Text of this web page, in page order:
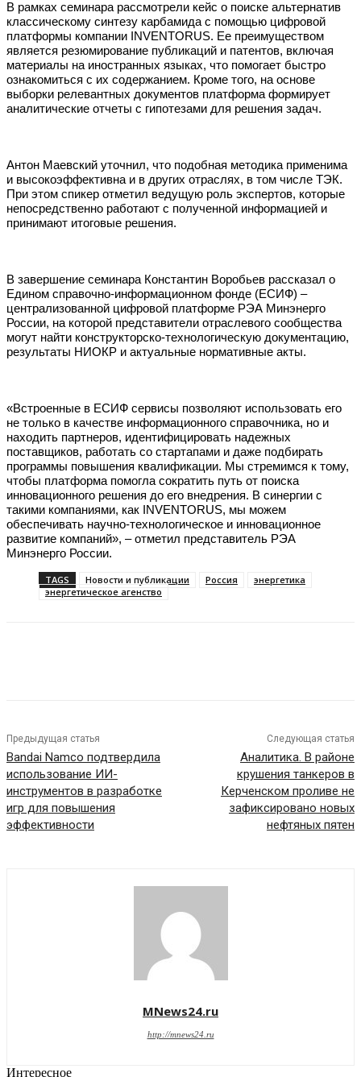
В рамках семинара рассмотрели кейс о поиске альтернатив
классическому синтезу карбамида с помощью цифровой
платформы компании INVENTORUS. Ее преимуществом
является резюмирование публикаций и патентов, включая
материалы на иностранных языках, что помогает быстро
ознакомиться с их содержанием. Кроме того, на основе
выборки релевантных документов платформа формирует
аналитические отчеты с гипотезами для решения задач.
Антон Маевский уточнил, что подобная методика применима
и высокоэффективна и в других отраслях, в том числе ТЭК.
При этом спикер отметил ведущую роль экспертов, которые
непосредственно работают с полученной информацией и
принимают итоговые решения.
В завершение семинара Константин Воробьев рассказал о
Едином справочно-информационном фонде (ЕСИФ) ‒
централизованной цифровой платформе РЭА Минэнерго
России, на которой представители отраслевого сообщества
могут найти конструкторско-технологическую документацию,
результаты НИОКР и актуальные нормативные акты.
«Встроенные в ЕСИФ сервисы позволяют использовать его
не только в качестве информационного справочника, но и
находить партнеров, идентифицировать надежных
поставщиков, работать со стартапами и даже подбирать
программы повышения квалификации. Мы стремимся к тому,
чтобы платформа помогла сократить путь от поиска
инновационного решения до его внедрения. В синергии с
такими компаниями, как INVENTORUS, мы можем
обеспечивать научно-технологическое и инновационное
развитие компаний», ‒ отметил представитель РЭА
Минэнерго России.
TAGS Новости и публикации Россия
энергетика
энергетическое агенство
Предыдущая статья
Bandai Namco подтвердила
использование ИИ-
инструментов в разработке
игр для повышения
эффективности
Следующая статья
Аналитика. В районе
крушения танкеров в
Керченском проливе не
зафиксировано новых
нефтяных пятен
MNews24.ru
http://mnews24.ru
Интересное